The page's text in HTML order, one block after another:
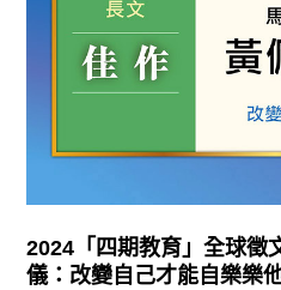
2024「四期教育」全球
儀：改變自己才能自樂樂